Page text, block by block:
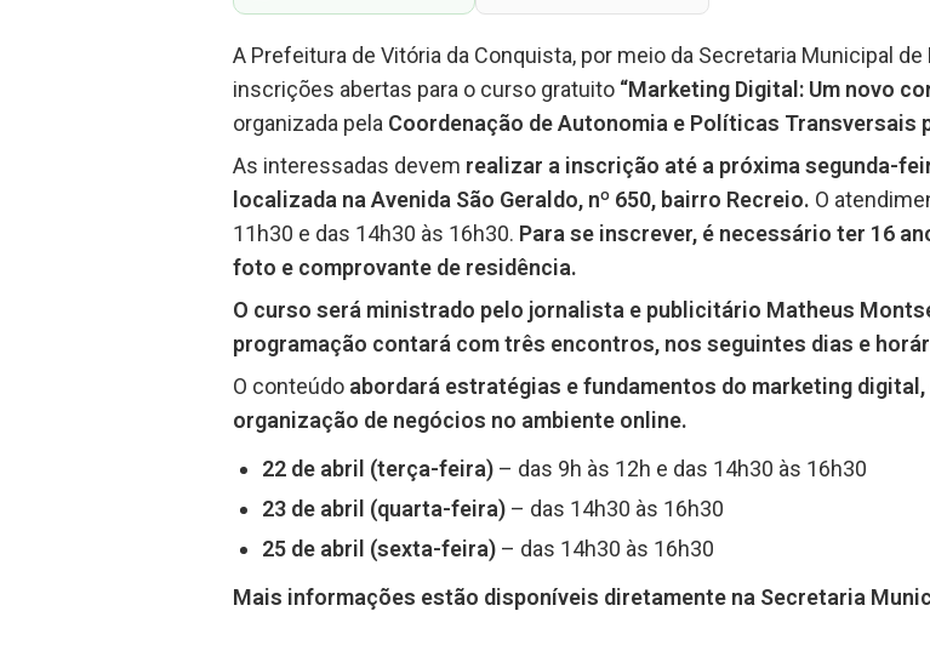
A Prefeitura de Vitória da Conquista, por meio da Secretaria Municipal
inscrições abertas para o curso gratuito “Marketing Digital: Um novo
organizada pela Coordenação de Autonomia e Políticas Transversais
As interessadas devem realizar a inscrição até a próxima segunda-
localizada na Avenida São Geraldo, nº 650, bairro Recreio. O
11h30 e das 14h30 às 16h30. Para se inscrever, é necessário ter 16
foto e comprovante de residência.
O curso será ministrado pelo jornalista e publicitário Matheus
programação contará com três encontros, nos seguintes dias e
O conteúdo abordará estratégias e fundamentos do marketing
organização de negócios no ambiente online.
22 de abril (terça-feira) – das 9h às 12h e das 14h30 às 16h30
23 de abril (quarta-feira) – das 14h30 às 16h30
25 de abril (sexta-feira) – das 14h30 às 16h30
Mais informações estão disponíveis diretamente na Secretaria